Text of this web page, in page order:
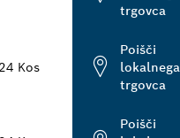
trgovca
24 Kos
Poišči
lokalnega
trgovca
Poišči